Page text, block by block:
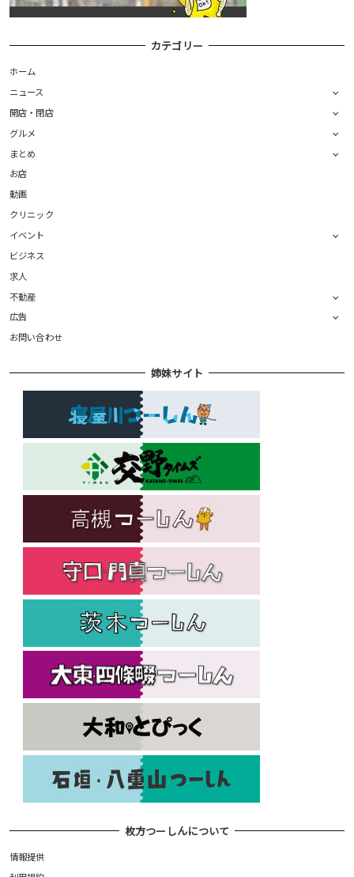
カテゴリー
ホーム
ニュース
開店・閉店
グルメ
まとめ
お店
動画
クリニック
イベント
ビジネス
求人
不動産
広告
お問い合わせ
姉妹サイト
枚方つーしんについて
情報提供